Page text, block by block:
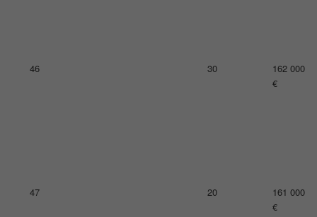
50 27
157 000
€
51 15
155 000
€